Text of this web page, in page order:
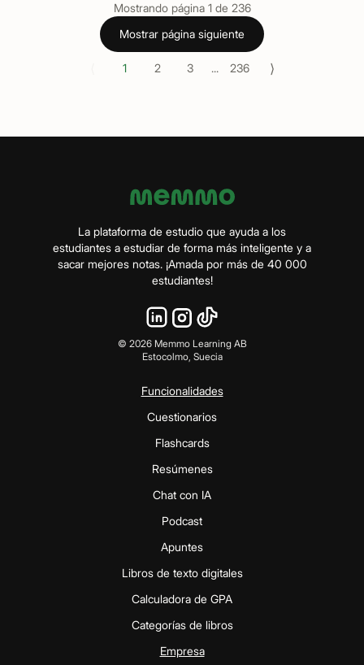
Mostrando página 1 de 236
Mostrar página siguiente
1 2 3 ... 236 ⟩
La plataforma de estudio que ayuda a los
estudiantes a estudiar de forma más inteligente y a
sacar mejores notas. ¡Amada por más de 40 000
estudiantes!
© 2026Memmo Learning AB
Estocolmo, Suecia
Funcionalidades
Cuestionarios
Flashcards
Resúmenes
Chat con IA
Podcast
Apuntes
Libros de texto digitales
Calculadora de GPA
Categorías de libros
Empresa